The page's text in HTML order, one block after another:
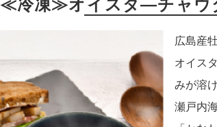
≪冷凍≫オイスタ―チャウ
広島産
オイス
みが溶
瀬戸内